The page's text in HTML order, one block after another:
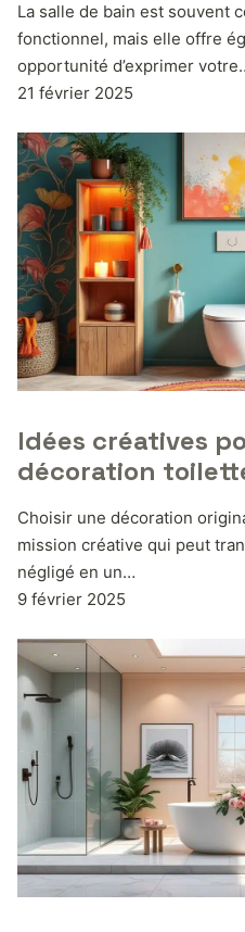
La salle de bain est souvent
fonctionnel, mais elle offre
opportunité d’exprimer
21 février 2025
Idées créatives
décoration
Choisir une décoration
mission créative qui peut
négligé en un…
9 février 2025